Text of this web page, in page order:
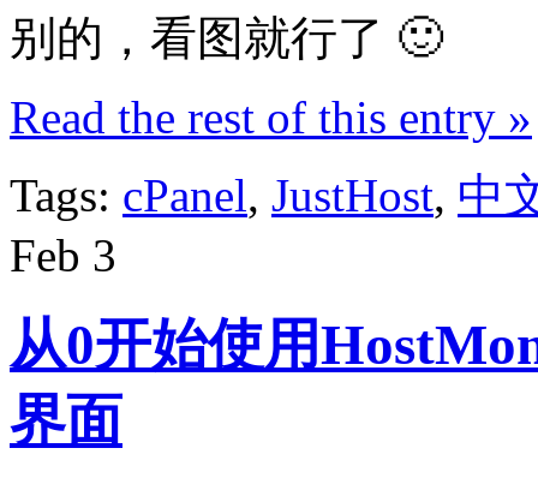
别的，看图就行了 🙂
Read the rest of this entry »
Tags: cPanel, JustHost, 中
Feb 3
从0开始使用
界面